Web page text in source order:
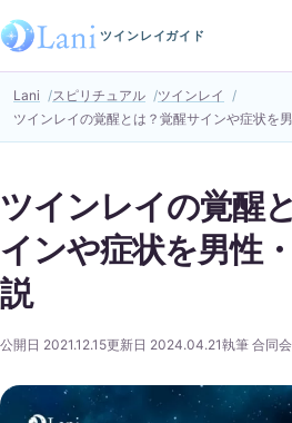
ツインレイガイド
Lani スピリチュアル
ツインレイ
ツインレイの覚醒とは？覚醒サインや症状を
ツインレイの覚醒
インや症状を男性
説
公開日 2021.12.15更新日 2024.04.21執筆 合同